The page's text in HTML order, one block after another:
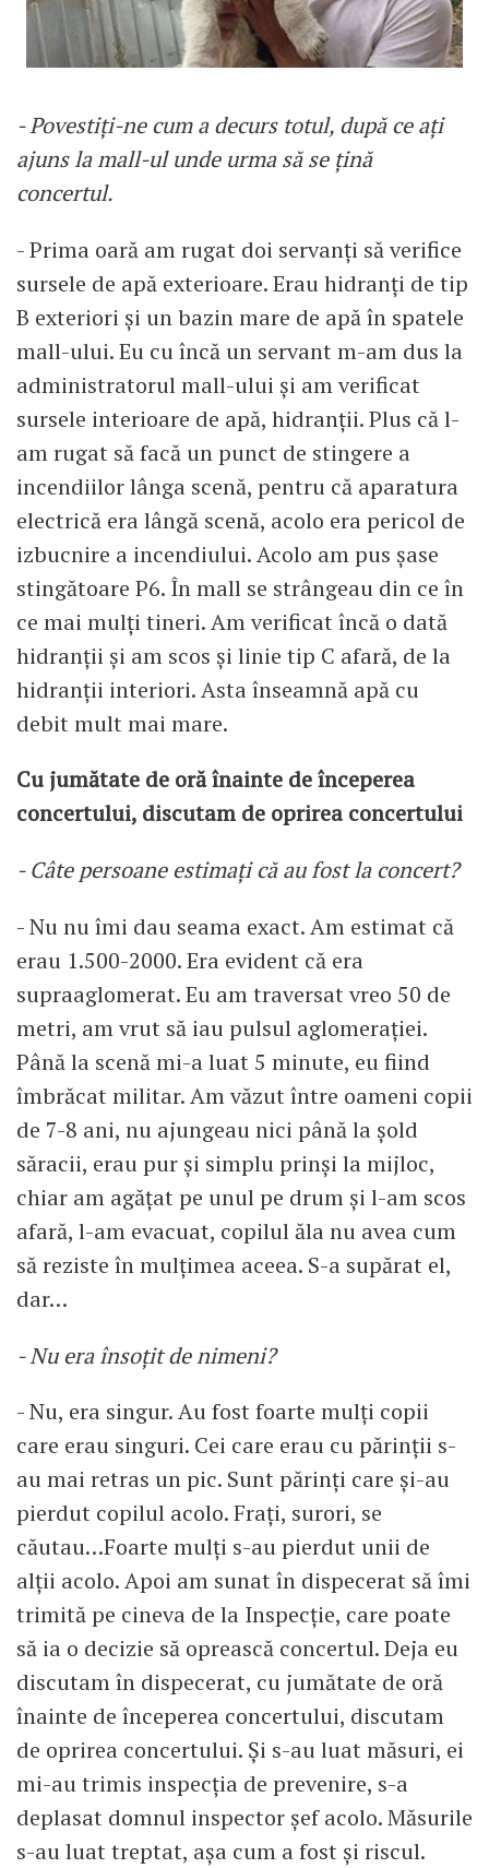
- Povestiți-ne cum a decurs totul, după ce ați
ajuns la mall-ul unde urma să se țină
concertul.
- Prima oară am rugat doi servanți să verifice
sursele de apă exterioare. Erau hidranți de tip
B exteriori și un bazin mare de apă în spatele
mall-ului. Eu cu încă un servant m-am dus la
administratorul mall-ului și am verificat
sursele interioare de apă, hidranții. Plus că l-
am rugat să facă un punct de stingere a
incendiilor lânga scenă, pentru că aparatura
electrică era lângă scenă, acolo era pericol de
izbucnire a incendiului. Acolo am pus șase
stingătoare P6. În mall se strângeau din ce în
ce mai mulți tineri. Am verificat încă o dată
hidranții și am scos și linie tip C afară, de la
hidranții interiori. Asta înseamnă apă cu
debit mult mai mare.
Cu jumătate de oră înainte de începerea
concertului, discutam de oprirea concertului
- Câte persoane estimați că au fost la concert?
- Nu nu îmi dau seama exact. Am estimat că
erau 1.500-2000. Era evident că era
supraaglomerat. Eu am traversat vreo 50 de
metri, am vrut să iau pulsul aglomerației.
Până la scenă mi-a luat 5 minute, eu fiind
îmbrăcat militar. Am văzut între oameni copii
de 7-8 ani, nu ajungeau nici până la șold
săracii, erau pur și simplu prinși la mijloc,
chiar am agățat pe unul pe drum și l-am scos
afară, l-am evacuat, copilul ăla nu avea cum
să reziste în mulțimea aceea. S-a supărat el,
dar…
- Nu era însoțit de nimeni?
- Nu, era singur. Au fost foarte mulți copii
care erau singuri. Cei care erau cu părinții s-
au mai retras un pic. Sunt părinți care și-au
pierdut copilul acolo. Frați, surori, se
căutau…Foarte mulți s-au pierdut unii de
alții acolo. Apoi am sunat în dispecerat să îmi
trimită pe cineva de la Inspecție, care poate
să ia o decizie să oprească concertul. Deja eu
discutam în dispecerat, cu jumătate de oră
înainte de începerea concertului, discutam
de oprirea concertului. Și s-au luat măsuri, ei
mi-au trimis inspecția de prevenire, s-a
deplasat domnul inspector șef acolo. Măsurile
s-au luat treptat, așa cum a fost și riscul.